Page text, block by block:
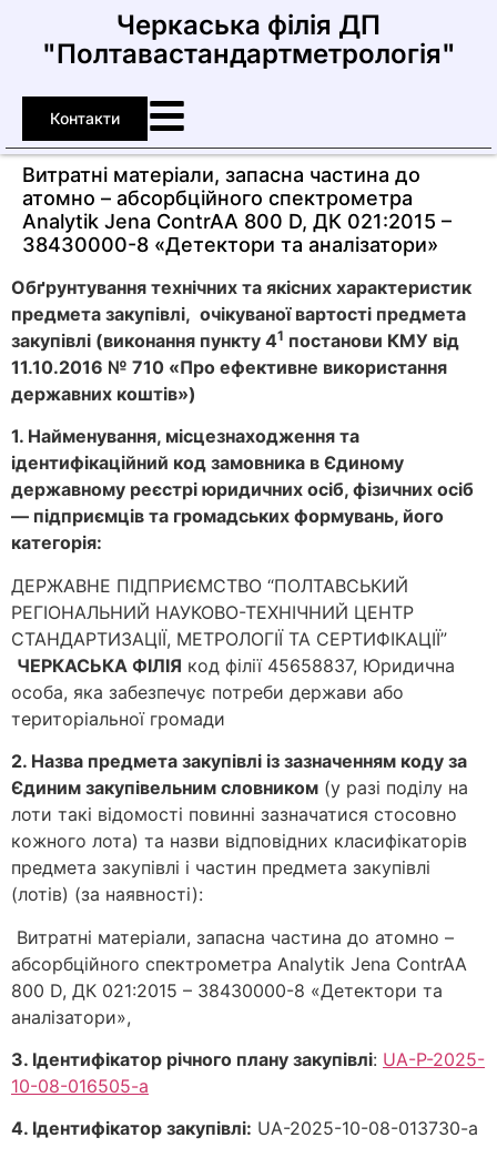
Черкаська філія ДП
"Полтавастандартметрологія"
Контакти
Витратнi матерiали, запасна частина до
атомно – абсорбцiйного спектрометра
Analytik Jena ContrAA 800 D, ДК 021:2015 –
38430000-8 «Детектори та аналізатори»
Обґрунтування технічних та якісних характеристик
предмета закупівлі, очікуваної вартості предмета
закупівлі (виконання пункту 41 постанови КМУ від
11.10.2016 № 710 «Про ефективне використання
державних коштів»)
1. Найменування, місцезнаходження та
ідентифікаційний код замовника в Єдиному
державному реєстрі юридичних осіб, фізичних осіб
— підприємців та громадських формувань, його
категорія:
ДЕРЖАВНЕ ПІДПРИЄМСТВО “ПОЛТАВСЬКИЙ
РЕГІОНАЛЬНИЙ НАУКОВО-ТЕХНІЧНИЙ ЦЕНТР
СТАНДАРТИЗАЦІЇ, МЕТРОЛОГІЇ ТА СЕРТИФІКАЦІЇ”
ЧЕРКАСЬКА ФІЛІЯ код філії 45658837, Юридична
особа, яка забезпечує потреби держави або
територіальної громади
2. Назва предмета закупівлі із зазначенням коду за
Єдиним закупівельним словником (у разі поділу на
лоти такі відомості повинні зазначатися стосовно
кожного лота) та назви відповідних класифікаторів
предмета закупівлі і частин предмета закупівлі
(лотів) (за наявності):
Витратнi матерiали, запасна частина до атомно –
абсорбцiйного спектрометра Analytik Jena ContrAA
800 D, ДК 021:2015 – 38430000-8 «Детектори та
аналізатори»,
3. Ідентифікатор річного плану закупівлі: UA-P-2025-
10-08-016505-a
4. Ідентифікатор закупівлі: UA-2025-10-08-013730-a